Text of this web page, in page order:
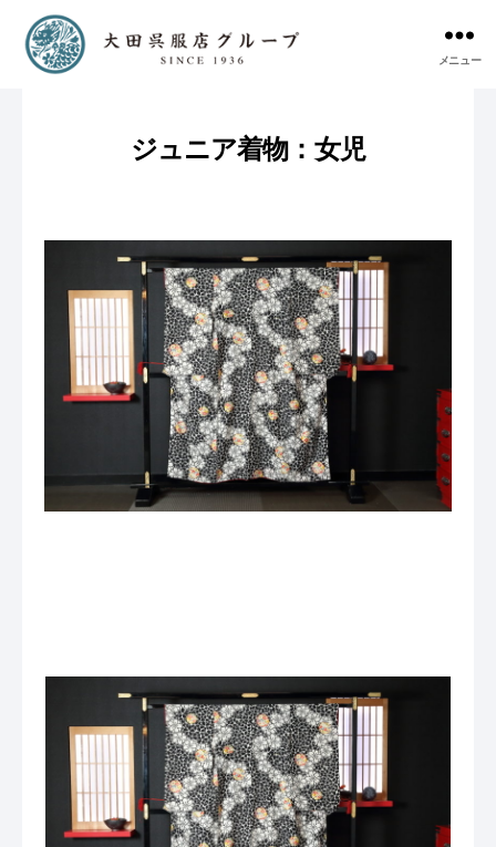
メニュー
ジュニア着物：女児